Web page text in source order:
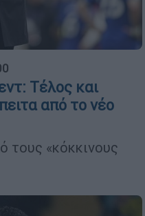
Τέλος και
από το νέο
τους «κόκκινους